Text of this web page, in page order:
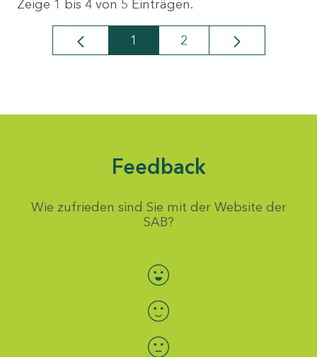
Zeige 1 bis 4 von 5 Einträgen.
Seite
1 Seite
2
Feedback
Wie zufrieden sind Sie mit der Website der
SAB?
Bewertung auswählen